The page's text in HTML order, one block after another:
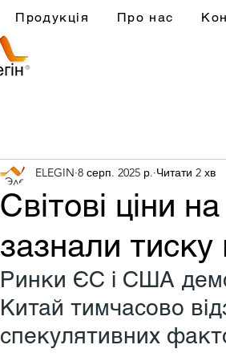
Продукція Про нас
Світові ціни
зазнали тиску
ELEGIN 8 серп. 2025 р. Читати 2 хв
Ринки ЄС і США
Китай тимчасово
спекулятивних